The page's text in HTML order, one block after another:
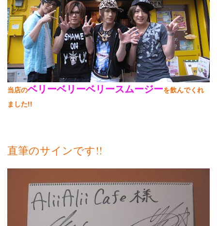
当店のベリーベリーベリースムージーを飲んでくれ
ました!!
直筆のサインです!!